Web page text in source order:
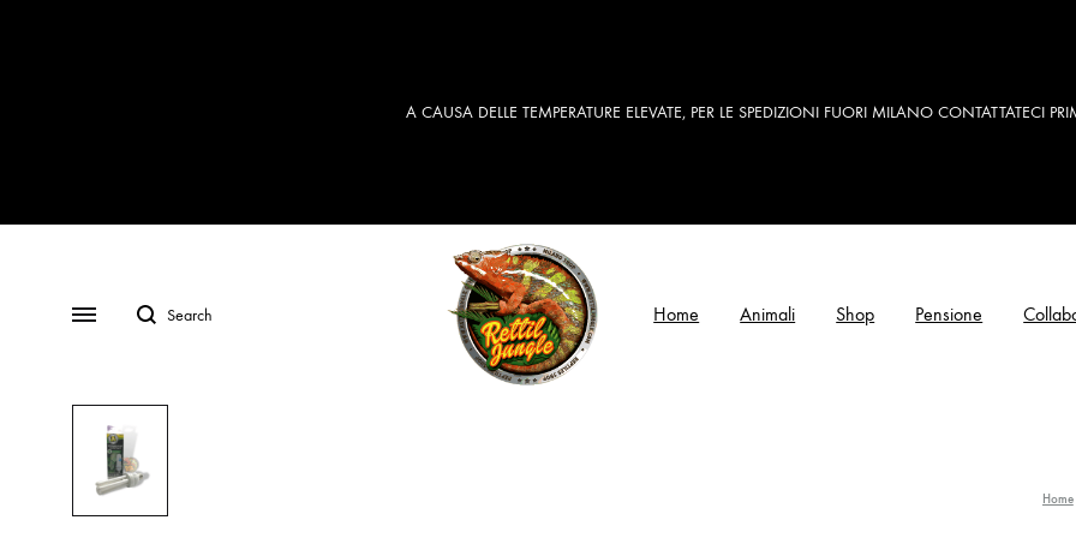
A CAUSA DELLE TEMPERATURE ELEVATE, PER LE SPEDIZIONI FUORI MILANO CONTATTATECI
MenuSearch Home Animali Shop Pensione
Home